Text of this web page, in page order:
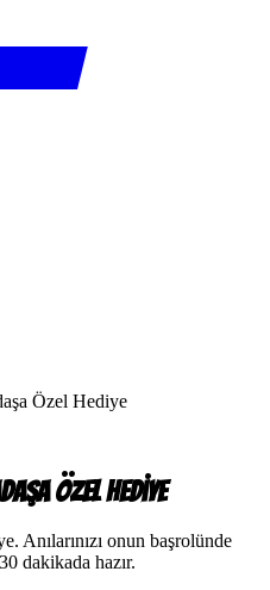
Özel Hediye
Özel Hediye
Anılarınızı onun başrolünde
dakikada hazır.